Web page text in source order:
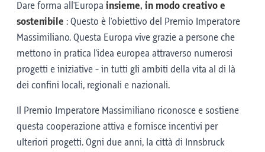
Dare forma all'Europa insieme, in modo creativo e
sostenibile : Questo è l'obiettivo del Premio Imperatore
Massimiliano. Questa Europa vive grazie a persone che
mettono in pratica l'idea europea attraverso numerosi
progetti e iniziative - in tutti gli ambiti della vita al di là
dei confini locali, regionali e nazionali.
Il Premio Imperatore Massimiliano riconosce e sostiene
questa cooperazione attiva e fornisce incentivi per
ulteriori progetti. Ogni due anni, la città di Innsbruck